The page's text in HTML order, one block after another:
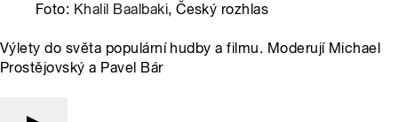
Foto: Khalil Baalbaki, Český rozhlas
Výlety do světa populární hudby a filmu. Moderují Michael
Prostějovský a Pavel Bár